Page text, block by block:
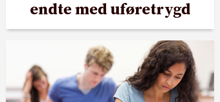
endte med uføretrygd